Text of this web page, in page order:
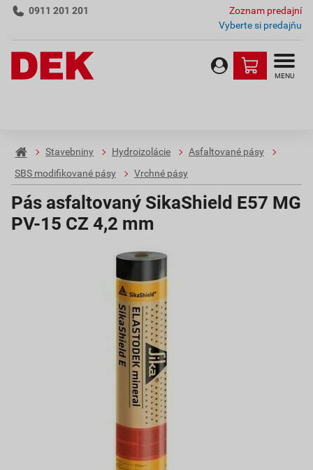
0911 201 201
Zoznam predajní
Vyberte si predajňu
MENU
Stavebniny Hydroizolácie
Asfaltované pásy
SBS modifikované pásy
Vrchné pásy
Pás asfaltovaný SikaShield E57 MG
PV-15 CZ 4,2 mm